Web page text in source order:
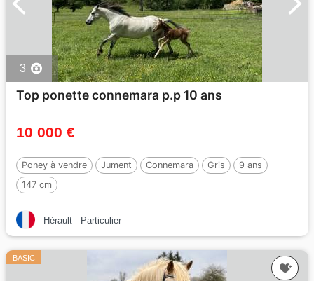
3
Top ponette connemara p.p 10 ans
10 000 €
Poney à vendre Jument Connemara Gris
9 ans
147 cm
Hérault Particulier
BASIC